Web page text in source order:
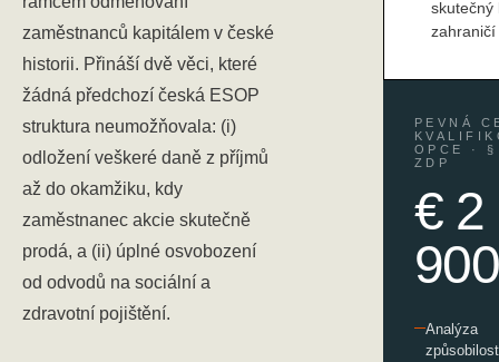
zaměstnanců kapitálem v české
historii. Přináší dvě věci, které
žádná předchozí česká ESOP
struktura neumožňovala: (i)
odložení veškeré daně z příjmů
až do okamžiku, kdy
zaměstnanec akcie skutečně
prodá, a (ii) úplné osvobození
od odvodů na sociální a
zdravotní pojištění.
skutečný
zahraničí
PEVNÁ
OPCE ·
ZDP
€ 2
900
Analýza